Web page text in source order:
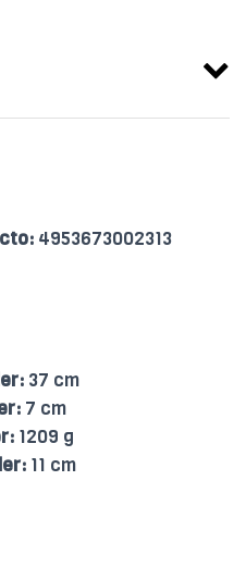
4953673002313
37 cm
7 cm
1209 g
11 cm